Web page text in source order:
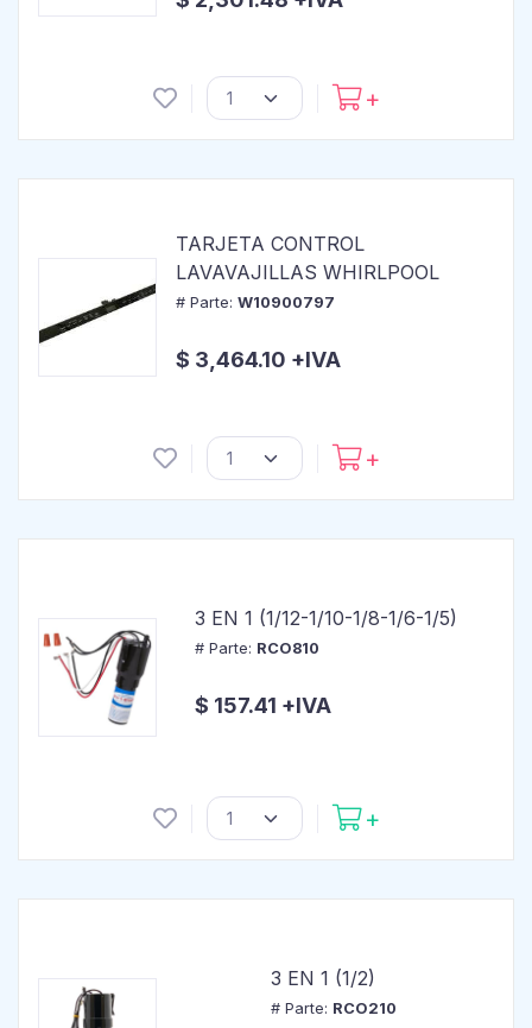
TARJETA CONTROL
LAVAVAJILLAS WHIRLPOOL
# Parte: W10900797
$ 3,464.10 +IVA
3 EN 1 (1/12-1/10-1/8-1/6-1/5)
# Parte: RCO810
$ 157.41 +IVA
3 EN 1 (1/2)
# Parte: RCO210